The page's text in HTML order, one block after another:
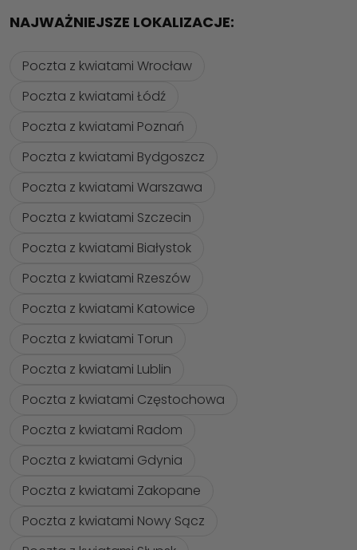
NAJWAŻNIEJSZE LOKALIZACJE:
Poczta z kwiatami Wrocław
Poczta z kwiatami Łódź
Poczta z kwiatami Poznań
Poczta z kwiatami Bydgoszcz
Poczta z kwiatami Warszawa
Poczta z kwiatami Szczecin
Poczta z kwiatami Białystok
Poczta z kwiatami Rzeszów
Poczta z kwiatami Katowice
Poczta z kwiatami Torun
Poczta z kwiatami Lublin
Poczta z kwiatami Częstochowa
Poczta z kwiatami Radom
Poczta z kwiatami Gdynia
Poczta z kwiatami Zakopane
Poczta z kwiatami Nowy Sącz